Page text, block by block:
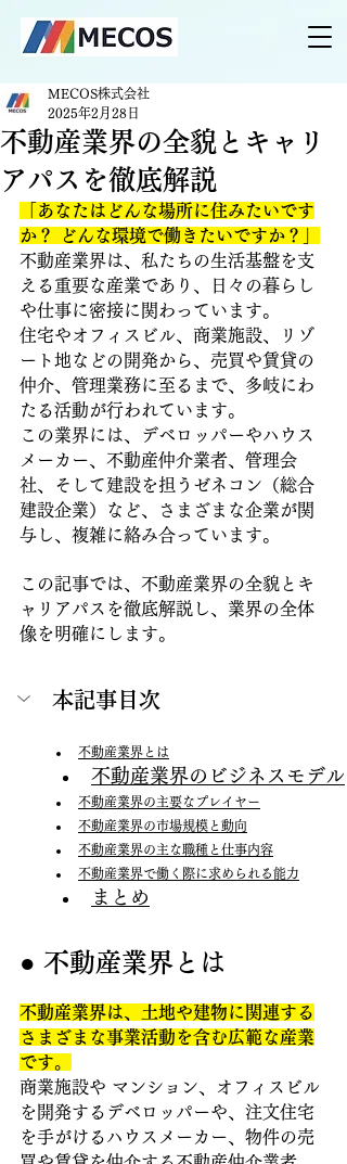
不動産業界の全貌とキャリ
アパスを徹底解説
MECOS株式会社
2025年2月28日
「あなたはどんな場所に住みたいです
か？ どんな環境で働きたいですか？」
不動産業界は、私たちの生活基盤を支
える重要な産業であり、日々の暮らし
や仕事に密接に関わっています。
住宅やオフィスビル、商業施設、リゾ
ート地などの開発から、売買や賃貸の
仲介、管理業務に至るまで、多岐にわ
たる活動が行われています。
この業界には、デベロッパーやハウス
メーカー、不動産仲介業者、管理会
社、そして建設を担うゼネコン（総合
建設企業）など、さまざまな企業が関
与し、複雑に絡み合っています。
この記事では、不動産業界の全貌とキ
ャリアパスを徹底解説し、業界の全体
像を明確にします。
本記事目次
不動産業界とは
不動産業界のビジネスモデル
不動産業界の主要なプレイヤー
不動産業界の市場規模と動向
不動産業界の主な職種と仕事内容
不動産業界で働く際に求められる能力
まとめ
● 不動産業界とは
不動産業界は、土地や建物に関連する
さまざまな事業活動を含む広範な産業
です。
商業施設や マンション、オフィスビル
を開発するデベロッパーや、注文住宅
を手がけるハウスメーカー、物件の売